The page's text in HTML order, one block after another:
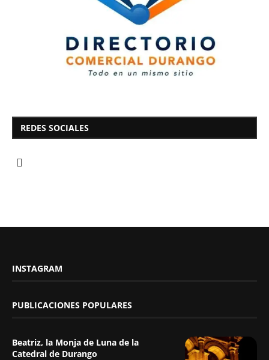
REDES SOCIALES
INSTAGRAM
PUBLICACIONES POPULARES
Beatriz, la Monja de Luna de la
Catedral de Durango